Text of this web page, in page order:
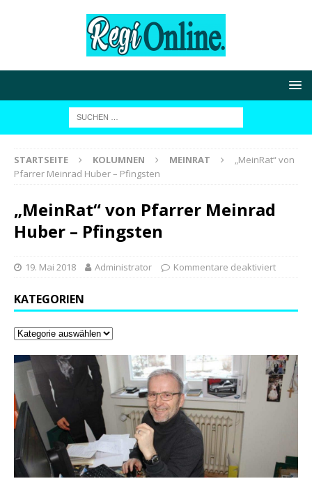
STARTSEITE KOLUMNEN MEINRAT
„MeinRat“ von
Pfarrer Meinrad Huber – Pfingsten
„MeinRat“ von Pfarrer Meinrad
Huber – Pfingsten
19. Mai 2018 Administrator Kommentare deaktiviert
KATEGORIEN